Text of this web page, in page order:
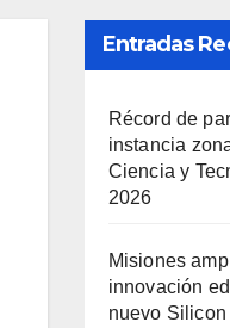
Entradas
Récord de
instancia
Ciencia y
2026
Misiones
innovación
nuevo Silicon